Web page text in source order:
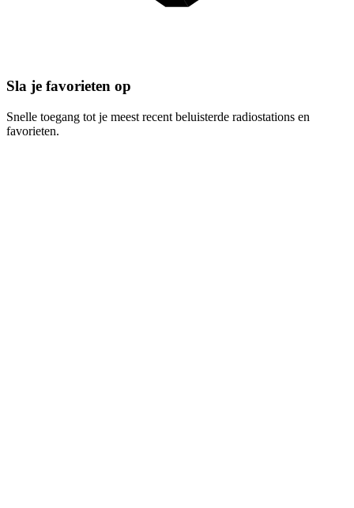
Sla je favorieten op
Snelle toegang tot je meest recent beluisterde radiostations en
favorieten.